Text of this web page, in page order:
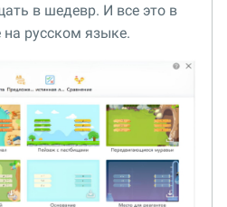
в шедевр. И все это в
русском языке.